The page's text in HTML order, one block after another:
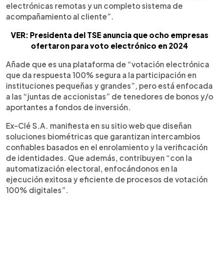
electrónicas remotas y un completo sistema de
acompañamiento al cliente”.
VER: Presidenta del TSE anuncia que ocho empresas
ofertaron para voto electrónico en 2024
Añade que es una plataforma de “votación electrónica
que da respuesta 100% segura a la participación en
instituciones pequeñas y grandes”, pero está enfocada
a las “juntas de accionistas” de tenedores de bonos y/o
aportantes a fondos de inversión.
Ex-Clé S.A. manifiesta en su sitio web que diseñan
soluciones biométricas que garantizan intercambios
confiables basados en el enrolamiento y la verificación
de identidades. Que además, contribuyen “con la
automatización electoral, enfocándonos en la
ejecución exitosa y eficiente de procesos de votación
100% digitales”.